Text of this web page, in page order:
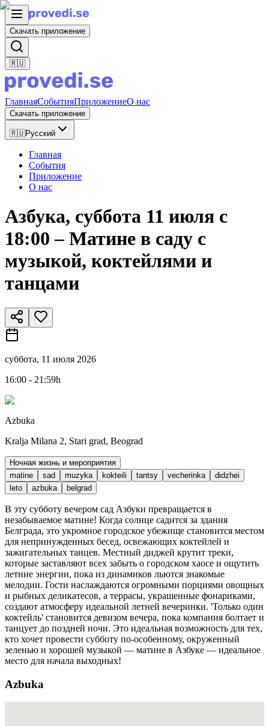
Скачать приложение
🇷🇺
ГлавнаяСобытияПриложениеО нас
Скачать приложение
🇷🇺Русский
Главная
События
Приложение
О нас
Азбука, суббота 11 июля с
18:00 – Матине в саду с
музыкой, коктейлями и
танцами
суббота, 11 июля 2026
16:00 - 21:59h
Azbuka
Kralja Milana 2, Stari grad, Beograd
Ночная жизнь и мероприятия
matine
sad muzyka kokteili tantsy vecherinka
didzhei
leto
azbuka belgrad
В эту субботу вечером сад Азбуки превращается в
незабываемое матине! Когда солнце садится за здания
Белграда, это укромное городское убежище становится местом
для непринужденных бесед, освежающих коктейлей и
зажигательных танцев. Местный диджей крутит треки,
которые заставляют всех забыть о городском хаосе и ощутить
летние энергии, пока из динамиков льются знакомые
мелодии. Гости наслаждаются огромными порциями овощных
и рыбных деликатесов, а террасы, украшенные фонариками,
создают атмосферу идеальной летней вечеринки. 'Только один
коктейль' становится девизом вечера, пока компания болтает и
танцует до поздней ночи. Это идеальная возможность для тех,
кто хочет провести субботу по-особенному, окруженный
зеленью и хорошей музыкой — матине в Азбуке — идеальное
место для начала выходных!
Azbuka